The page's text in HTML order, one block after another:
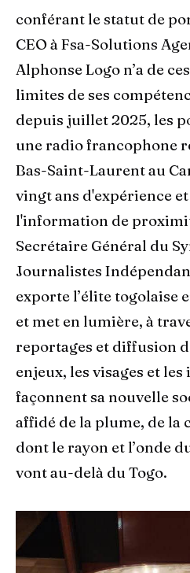
conférant le statut de
CEO à Fsa-Solutions
Alphonse Logo n’a de
limites de ses
depuis juillet 2025, les
une radio francophone
Bas-Saint-Laurent au
vingt ans d'expérience
l'information de
Secrétaire Général du
Journalistes
exporte l’élite togolaise
et met en lumière, à
reportages et diffusion
enjeux, les visages et
façonnent sa nouvelle
affidé de la plume, de la
dont le rayon et l’onde
vont au-delà du Togo.